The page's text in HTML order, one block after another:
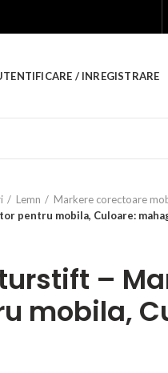
/ INREGISTRARE
Lemn
Markere corectoare
pentru mobila, Culoare:
–
mobila,